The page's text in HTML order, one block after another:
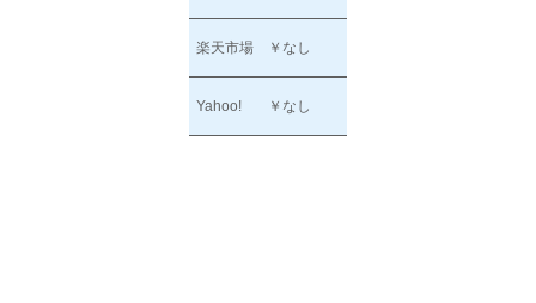
楽天市場 ￥なし
Yahoo! ￥なし